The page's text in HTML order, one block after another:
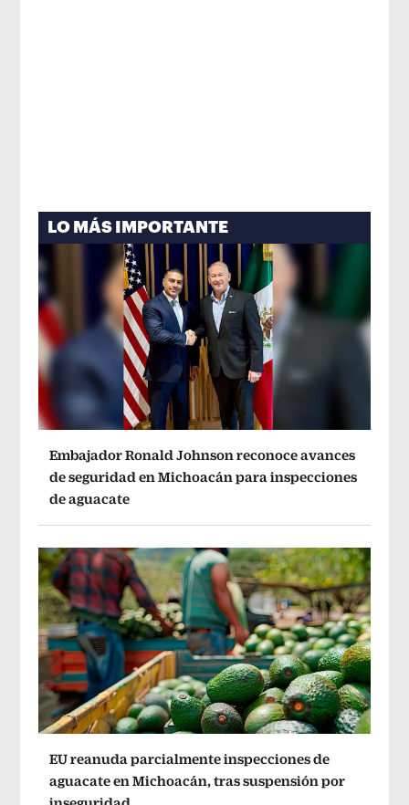
LO MÁS IMPORTANTE
Embajador Ronald Johnson reconoce avances
de seguridad en Michoacán para inspecciones
de aguacate
EU reanuda parcialmente inspecciones de
aguacate en Michoacán, tras suspensión por